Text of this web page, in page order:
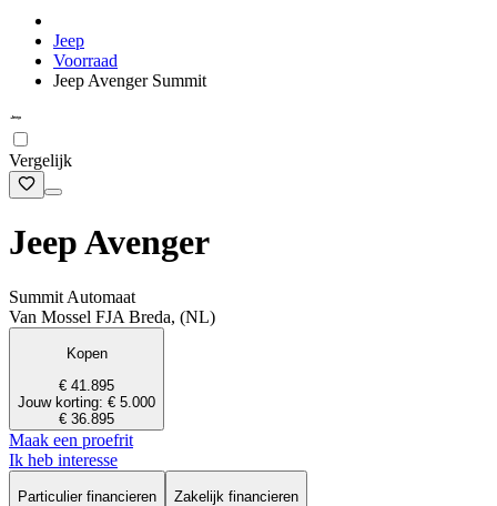
Jeep
Voorraad
Jeep Avenger Summit
Vergelijk
Jeep Avenger
Summit Automaat
Van Mossel FJA Breda, (NL)
Kopen
€ 41.895
Jouw korting: € 5.000
€ 36.895
Maak een proefrit
Ik heb interesse
Particulier financieren
Zakelijk financieren